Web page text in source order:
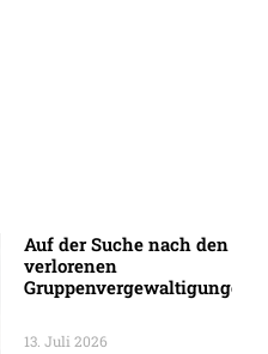
Auf der Suche nach den
verlorenen
Gruppenvergewaltigungen
13. Juli 2026